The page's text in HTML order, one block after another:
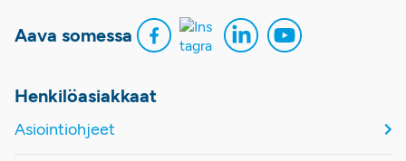
Aava somessa
Henkilöasiakkaat
Asiointiohjeet